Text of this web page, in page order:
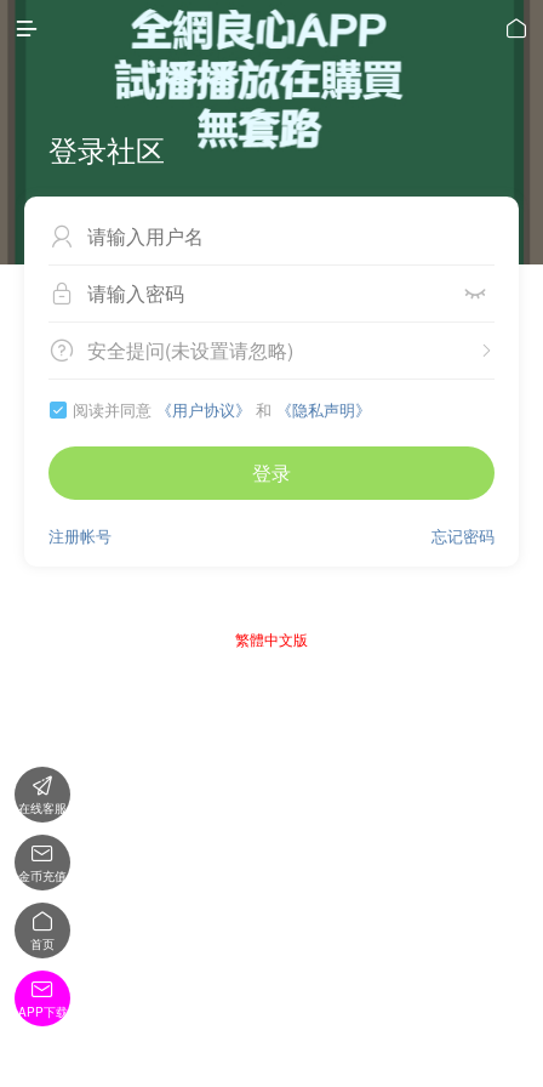
 
登录社区

 
 
安全提问(未设置请忽略)
 阅读并同意 《用户协议》 和 《隐私声明》
登录
忘记密码
注册帐号
繁體中文版

在线客服

金币充值

首页

APP下载